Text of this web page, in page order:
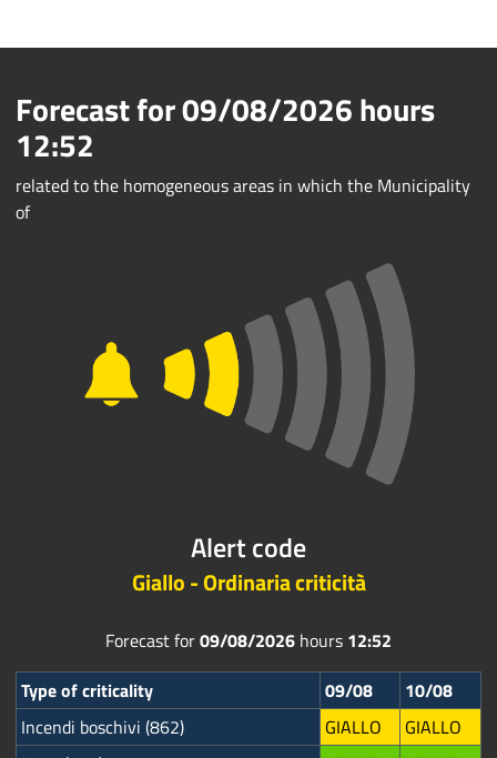
Forecast for09/08/2026hours
12:52
related to the homogeneous areas in which the Municipality
of
Alert code
Giallo - Ordinaria criticità
Forecast for09/08/2026 hours 12:52
Type of criticality
09/08
10/08
Incendi boschivi (862)
GIALLO
GIALLO